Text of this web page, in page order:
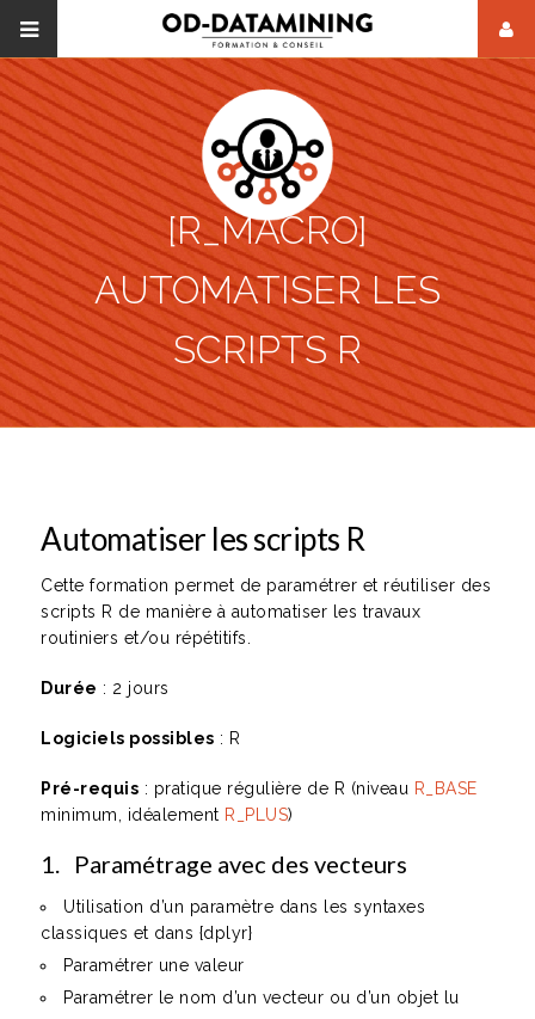
[R_MACRO]
AUTOMATISER LES
SCRIPTS R
Automatiser les scripts R
Cette formation permet de paramétrer et réutiliser des
scripts R de manière à automatiser les travaux
routiniers et/ou répétitifs.
Durée : 2 jours
Logiciels possibles : R
Pré-requis : pratique régulière de R (niveau R_BASE
minimum, idéalement R_PLUS)
1. Paramétrage avec des vecteurs
Utilisation d’un paramètre dans les syntaxes
classiques et dans {dplyr}
Paramétrer une valeur
Paramétrer le nom d’un vecteur ou d’un objet lu